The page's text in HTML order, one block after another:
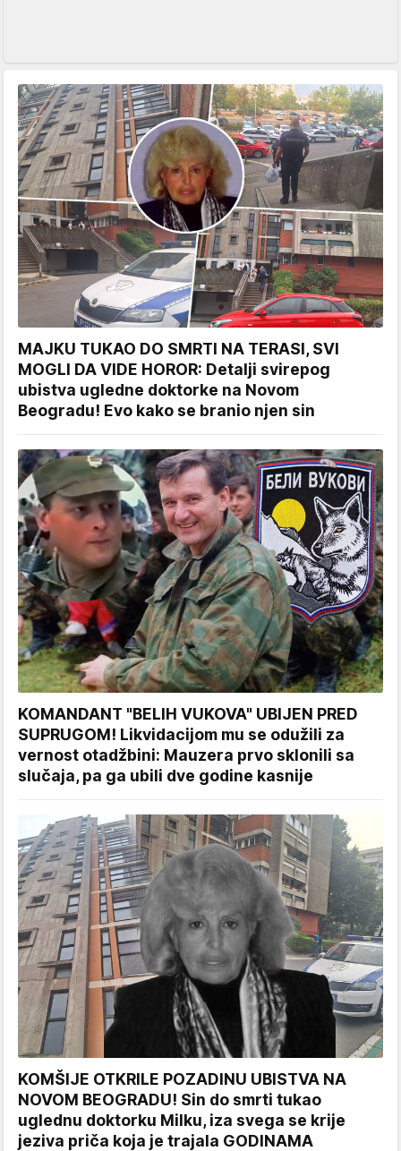
MAJKU TUKAO DO SMRTI NA TERASI, SVI
MOGLI DA VIDE HOROR: Detalji svirepog
ubistva ugledne doktorke na Novom
Beogradu! Evo kako se branio njen sin
KOMANDANT "BELIH VUKOVA" UBIJEN PRED
SUPRUGOM! Likvidacijom mu se odužili za
vernost otadžbini: Mauzera prvo sklonili sa
slučaja, pa ga ubili dve godine kasnije
KOMŠIJE OTKRILE POZADINU UBISTVA NA
NOVOM BEOGRADU! Sin do smrti tukao
uglednu doktorku Milku, iza svega se krije
jeziva priča koja je trajala GODINAMA